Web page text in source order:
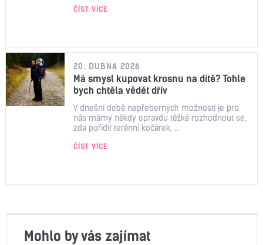
ČÍST VÍCE
20. DUBNA 2026
Má smysl kupovat krosnu na dítě? Tohle
bych chtěla vědět dřív
V dnešní době nepřeberných možností je pro
nás mámy někdy opravdu těžké rozhodnout se,
zda pořídit terénní kočárek, ...
ČÍST VÍCE
Mohlo by vás zajímat